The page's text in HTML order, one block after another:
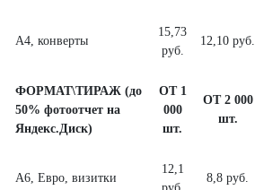
А4, конверты
15,73
руб.
12,10 руб.
ФОРМАТ\ТИРАЖ (до
50% фотоотчет на
Яндекс.Диск)
ОТ 1
000
шт.
ОТ 2 000
шт.
А6, Евро, визитки
12,1
8,8 руб.